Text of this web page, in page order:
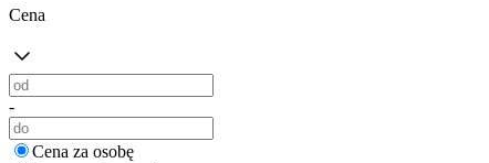
Cena
-
Cena za osobę